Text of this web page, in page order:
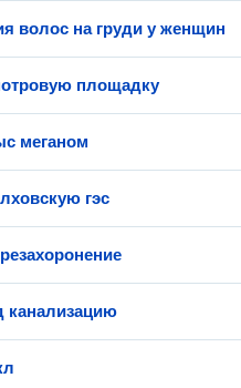
волос на груди у женщин
площадку
меганом
гэс
канализацию